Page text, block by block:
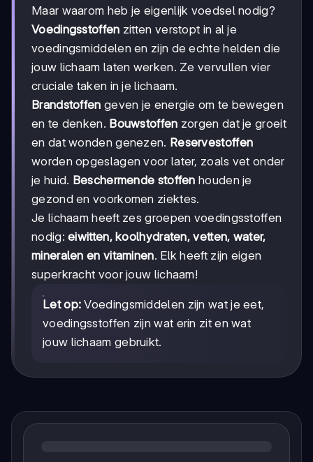
Maar waarom heb je eigenlijk voedsel nodig?
Voedingsstoffen zitten verstopt in al je
voedingsmiddelen en zijn de echte helden die
jouw lichaam laten werken. Ze vervullen vier
cruciale taken in je lichaam.
Brandstoffen geven je energie om te bewegen
en te denken. Bouwstoffen zorgen dat je groeit
en dat wonden genezen. Reservestoffen
worden opgeslagen voor later, zoals vet onder
je huid. Beschermende stoffen houden je
gezond en voorkomen ziektes.
Je lichaam heeft zes groepen voedingsstoffen
nodig:eiwitten, koolhydraten, vetten, water,
mineralen en vitaminen. Elk heeft zijn eigen
superkracht voor jouw lichaam!
Let op: Voedingsmiddelen zijn wat je eet,
voedingsstoffen zijn wat erin zit en wat
jouw lichaam gebruikt.